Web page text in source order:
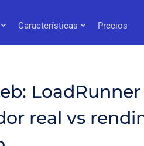
Características Precios
LoadRunner
real vs